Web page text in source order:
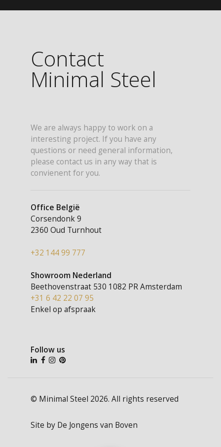
Contact
Minimal Steel
We are always happy to work on a
interesting project. If you have any
questions or need general information,
please contact us in any way that is
convienent for you.
Office België
Corsendonk 9
2360 Oud Turnhout
+32 144 99 777
Showroom Nederland
Beethovenstraat 530 1082 PR Amsterdam
+31 6 42 22 07 95
Enkel op afspraak
Follow us
© Minimal Steel 2026. All rights reserved
Site by De Jongens van Boven